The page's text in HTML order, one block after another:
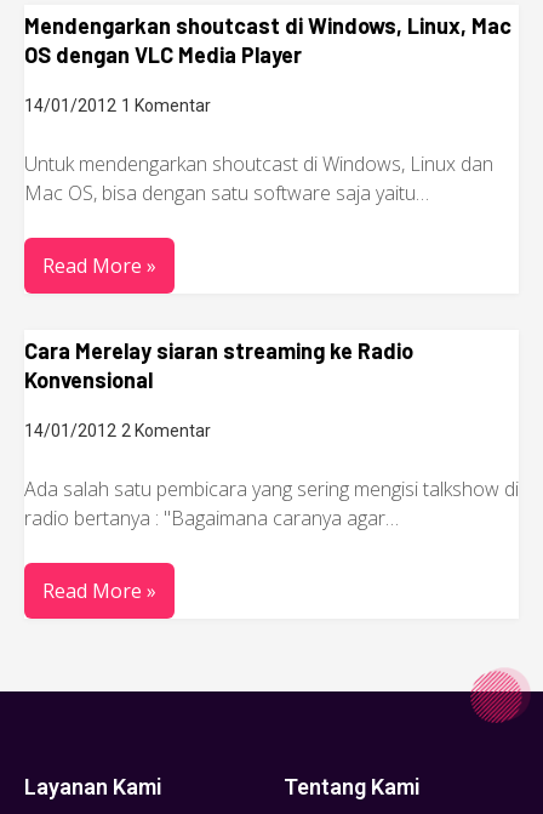
Mendengarkan shoutcast di Windows, Linux, Mac
OS dengan VLC Media Player
14/01/2012 1 Komentar
Untuk mendengarkan shoutcast di Windows, Linux dan
Mac OS, bisa dengan satu software saja yaitu…
Read More »
Cara Merelay siaran streaming ke Radio
Konvensional
14/01/2012 2 Komentar
Ada salah satu pembicara yang sering mengisi talkshow di
radio bertanya : "Bagaimana caranya agar…
Read More »
Layanan Kami Tentang Kami